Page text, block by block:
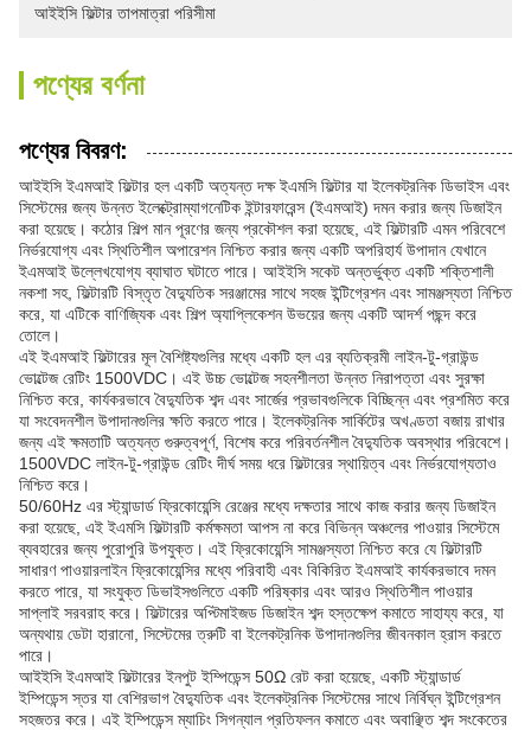
আইইসি ফিল্টার তাপমাত্রা পরিসীমা
পণ্যের বর্ণনা
পণ্যের বিবরণ:
আইইসি ইএমআই ফিল্টার হল একটি অত্যন্ত দক্ষ ইএমসি ফিল্টার যা ইলেকট্রনিক ডিভাইস এবং
সিস্টেমের জন্য উন্নত ইলেক্ট্রোম্যাগনেটিক ইন্টারফারেন্স (ইএমআই) দমন করার জন্য ডিজাইন
করা হয়েছে। কঠোর শিল্প মান পূরণের জন্য প্রকৌশল করা হয়েছে, এই ফিল্টারটি এমন পরিবেশে
নির্ভরযোগ্য এবং স্থিতিশীল অপারেশন নিশ্চিত করার জন্য একটি অপরিহার্য উপাদান যেখানে
ইএমআই উল্লেখযোগ্য ব্যাঘাত ঘটাতে পারে। আইইসি সকেট অন্তর্ভুক্ত একটি শক্তিশালী
নকশা সহ, ফিল্টারটি বিস্তৃত বৈদ্যুতিক সরঞ্জামের সাথে সহজ ইন্টিগ্রেশন এবং সামঞ্জস্যতা নিশ্চিত
করে, যা এটিকে বাণিজ্যিক এবং শিল্প অ্যাপ্লিকেশন উভয়ের জন্য একটি আদর্শ পছন্দ করে
তোলে।
এই ইএমআই ফিল্টারের মূল বৈশিষ্ট্যগুলির মধ্যে একটি হল এর ব্যতিক্রমী লাইন-টু-গ্রাউন্ড
ভোল্টেজ রেটিং 1500VDC। এই উচ্চ ভোল্টেজ সহনশীলতা উন্নত নিরাপত্তা এবং সুরক্ষা
নিশ্চিত করে, কার্যকরভাবে বৈদ্যুতিক শব্দ এবং সার্জের প্রভাবগুলিকে বিচ্ছিন্ন এবং প্রশমিত করে
যা সংবেদনশীল উপাদানগুলির ক্ষতি করতে পারে। ইলেকট্রনিক সার্কিটের অখণ্ডতা বজায় রাখার
জন্য এই ক্ষমতাটি অত্যন্ত গুরুত্বপূর্ণ, বিশেষ করে পরিবর্তনশীল বৈদ্যুতিক অবস্থার পরিবেশে।
1500VDC লাইন-টু-গ্রাউন্ড রেটিং দীর্ঘ সময় ধরে ফিল্টারের স্থায়িত্ব এবং নির্ভরযোগ্যতাও
নিশ্চিত করে।
50/60Hz এর স্ট্যান্ডার্ড ফ্রিকোয়েন্সি রেঞ্জের মধ্যে দক্ষতার সাথে কাজ করার জন্য ডিজাইন
করা হয়েছে, এই ইএমসি ফিল্টারটি কর্মক্ষমতা আপস না করে বিভিন্ন অঞ্চলের পাওয়ার সিস্টেমে
ব্যবহারের জন্য পুরোপুরি উপযুক্ত। এই ফ্রিকোয়েন্সি সামঞ্জস্যতা নিশ্চিত করে যে ফিল্টারটি
সাধারণ পাওয়ারলাইন ফ্রিকোয়েন্সির মধ্যে পরিবাহী এবং বিকিরিত ইএমআই কার্যকরভাবে দমন
করতে পারে, যা সংযুক্ত ডিভাইসগুলিতে একটি পরিষ্কার এবং আরও স্থিতিশীল পাওয়ার
সাপ্লাই সরবরাহ করে। ফিল্টারের অপ্টিমাইজড ডিজাইন শব্দ হস্তক্ষেপ কমাতে সাহায্য করে, যা
অন্যথায় ডেটা হারানো, সিস্টেমের ত্রুটি বা ইলেকট্রনিক উপাদানগুলির জীবনকাল হ্রাস করতে
পারে।
আইইসি ইএমআই ফিল্টারের ইনপুট ইম্পিডেন্স 50Ω রেট করা হয়েছে, একটি স্ট্যান্ডার্ড
ইম্পিডেন্স স্তর যা বেশিরভাগ বৈদ্যুতিক এবং ইলেকট্রনিক সিস্টেমের সাথে নির্বিঘ্ন ইন্টিগ্রেশন
সহজতর করে। এই ইম্পিডেন্স ম্যাচিং সিগন্যাল প্রতিফলন কমাতে এবং অবাঞ্ছিত শব্দ সংকেতের